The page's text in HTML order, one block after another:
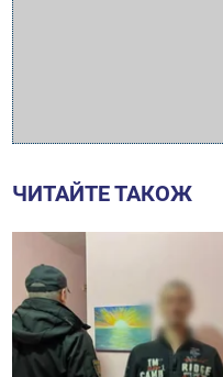
ЧИТАЙТЕ ТАКОЖ